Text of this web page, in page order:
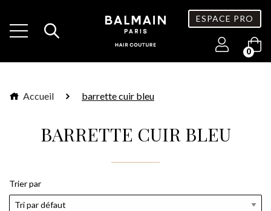
ESPACE PRO
0
Accueil barrette cuir bleu
BARRETTE CUIR BLEU
Trier par